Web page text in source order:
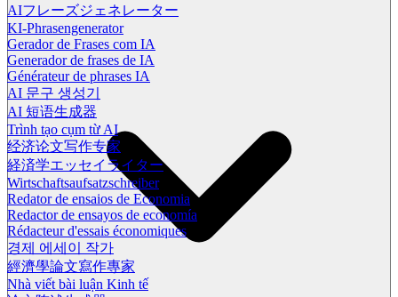
AIフレーズジェネレーター
KI-Phrasengenerator
Gerador de Frases com IA
Generador de frases de IA
Générateur de phrases IA
AI 문구 생성기
AI 短语生成器
Trình tạo cụm từ AI
经济论文写作专家
経済学エッセイライター
Wirtschaftsaufsatzschreiber
Redator de ensaios de Economia
Redactor de ensayos de economía
Rédacteur d'essais économiques
경제 에세이 작가
經濟學論文寫作專家
Nhà viết bài luận Kinh tế